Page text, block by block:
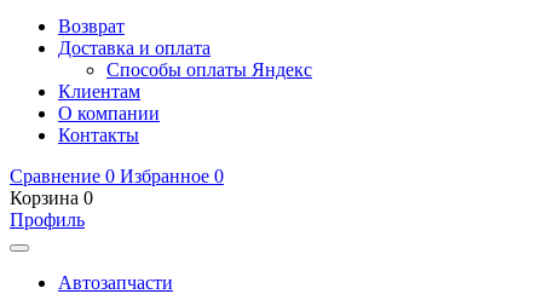
Возврат
Доставка и оплата
Способы оплаты Яндекс
Клиентам
О компании
Контакты
Сравнение 0 Избранное 0
Корзина 0
Профиль
Автозапчасти